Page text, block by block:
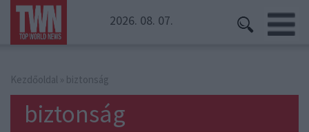
2026. 08. 07.
Kezdőoldal » biztonság
biztonság